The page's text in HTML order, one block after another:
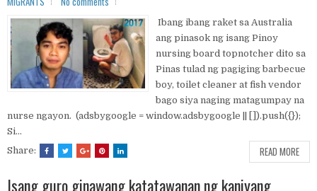
Ibang ibang raket sa Australia
ang pinasok ng isang Pinoy
nursing board topnotcher dito sa
Pinas tulad ng pagiging barbecue
boy, toilet cleaner at fish vendor
bago siya naging matagumpay na
nurse ngayon. (adsbygoogle = window.adsbygoogle || []).push({});
Si...
Share:
READ MORE
Isang guro ginawang katatawanan ng kaniyang